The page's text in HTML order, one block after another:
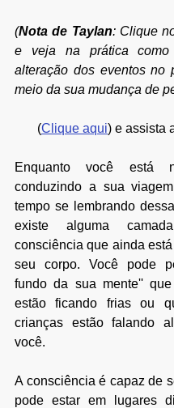
(Nota de Taylan: Clique
e veja na prática como
alteração dos eventos no
meio da sua mudança de
(Clique aqui) e assista
Enquanto você está
conduzindo a sua
tempo se lembrando
existe alguma
consciência que ainda
seu corpo. Você pode
fundo da sua mente''
estão ficando frias ou
crianças estão falando
você.
A consciência é capaz de
pode estar em lugares